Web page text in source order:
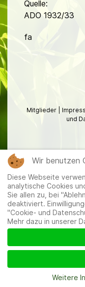
Quelle:
ADO 1932/33
fa
Mitglieder
und
Wir benutzen
Diese Webseite
analytische Cookies
Sie allen zu, bei
deaktiviert.
"Cookie- und
Mehr dazu in unserer
Weitere